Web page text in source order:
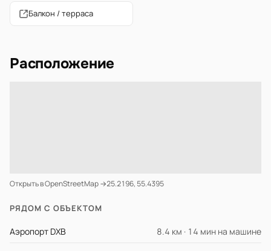
Балкон / терраса
Расположение
Открыть в OpenStreetMap →25.2196, 55.4395
РЯДОМ С ОБЪЕКТОМ
Аэропорт DXB 8.4 км · 14 мин на машине